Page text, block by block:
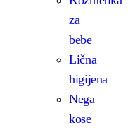
za
bebe
Lična
higijena
Nega
kose